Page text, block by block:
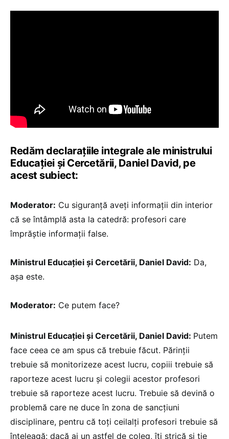
Redăm declarațiile integrale ale ministrului
Educației și Cercetării, Daniel David, pe
acest subiect:
Moderator: Cu siguranță aveți informații din interior
că se întâmplă asta la catedră: profesori care
împrăștie informații false.
Ministrul Educației și Cercetării, Daniel David: Da,
așa este.
Moderator: Ce putem face?
Ministrul Educației și Cercetării, Daniel David: Putem
face ceea ce am spus că trebuie făcut. Părinții
trebuie să monitorizeze acest lucru, copiii trebuie să
raporteze acest lucru și colegii acestor profesori
trebuie să raporteze acest lucru. Trebuie să devină o
problemă care ne duce în zona de sancțiuni
disciplinare, pentru că toți ceilalți profesori trebuie să
înțeleagă: dacă ai un astfel de coleg, îți strică și ție